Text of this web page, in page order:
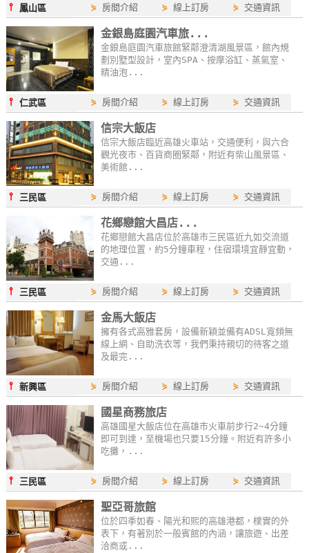
請
款
收
據
合
作
提
案
飯
合
作
廠
商
合
作
伴
計
劃
商
品
宣
傳
⫯ 鳳山區 ⋟ 房間介紹 ⋟線上訂房 ⋟ 交通資訊
金銀島庭園汽車旅...
金銀島庭園汽車旅館緊鄰澄清湖風景區，館內規
劃別墅型設計，室內SPA、按摩浴缸、蒸氣室、
精油泡...
⫯仁武區 ⋟ 房間介紹 ⋟線上訂房 ⋟ 交通資訊
信宗大飯店
信宗大飯店臨近高雄火車站，交通便利，與六合
觀光夜市、百貨商圈緊鄰，附近有柴山風景區、
美術館...
⫯ 三民區 ⋟ 房間介紹 ⋟線上訂房 ⋟ 交通資訊
花鄉戀館大昌店...
花鄉戀館大昌店位於高雄市三民區近九如交流道
的地理位置，約5分鐘車程，住宿環境宜靜宜動，
交通...
⫯ 三民區 ⋟ 房間介紹 ⋟線上訂房 ⋟ 交通資訊
金馬大飯店
擁有各式高雅套房，設備新穎並備有ADSL寬頻無
線上網、自助洗衣等，我們秉持親切的待客之道
及最完...
⫯新興區 ⋟ 房間介紹 ⋟線上訂房 ⋟ 交通資訊
國星商務旅店
高雄國星大飯店位在高雄市火車前步行2~4分鐘
即可到達，至機場也只要15分鐘。附近有許多小
吃攤，...
⫯ 三民區 ⋟ 房間介紹 ⋟線上訂房 ⋟ 交通資訊
聖亞哥旅館
位於四季如春、陽光和熙的高雄港都，樸實的外
表下，有著別於一般賓館的內涵，讓旅遊、出差
洽商或...